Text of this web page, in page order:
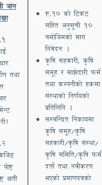
रु.१० को टिकट
सहित अनुसूची १०
बमोजिमको माग
निवेदन ।
कृषि सहकारी, कृषि
समूह र साझेदारी फर्म
तथा कम्पनीको हकमा
संस्थाको निर्णयको
प्रतिलिपि ।
सम्बन्धित निकायमा
कृषि समूह/कृषि
सहकारी/कृषि संस्था/
कृषि समिति/कृषि फर्म
दर्ता तथा नवीकरण
भएको प्रमाणपत्रको
जोन
तथा
क्षती